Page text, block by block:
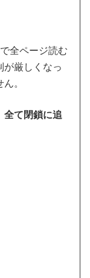
全ページ読む
が厳しくなっ
。
全て閉鎖に追